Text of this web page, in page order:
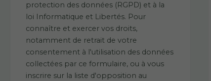
protection des données (RGPD) et à la
loi Informatique et Libertés. Pour
connaître et exercer vos droits,
notamment de retrait de votre
consentement à l'utilisation des données
collectées par ce formulaire, ou à vous
inscrire sur la liste d'opposition au